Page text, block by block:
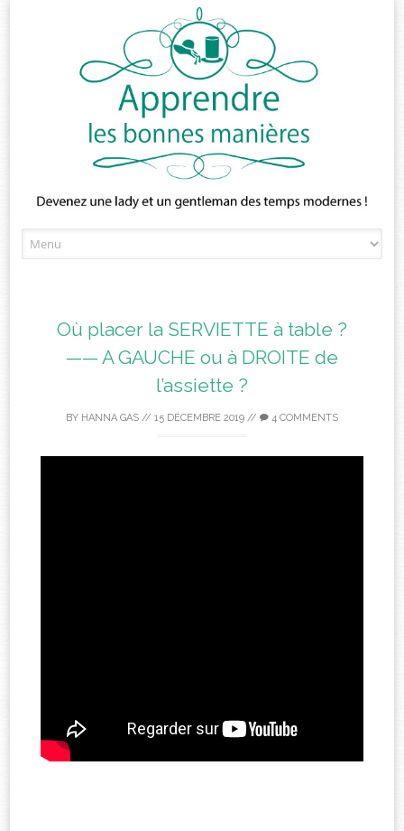
to
Où placer la SERVIETTE à table ?
—— A GAUCHE ou à DROITE de
l’assiette ?
BY HANNA GAS // 15 DÉCEMBRE 2019 // 4 COMMENTS